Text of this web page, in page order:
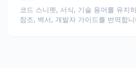
코드 스니펫, 서식, 기술 용어를 유지
참조, 백서, 개발자 가이드를 번역합